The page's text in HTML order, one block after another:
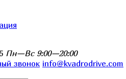
Пн—Вс 9:00—20:00
звонок info@kvadrodrive.com